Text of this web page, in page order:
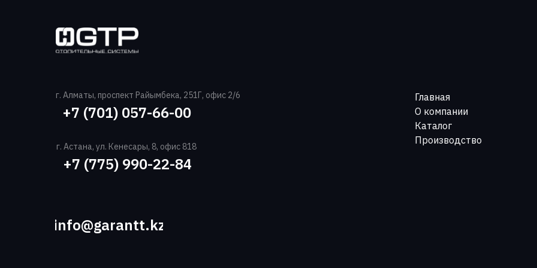
info@garantt.kz
Главная
О компании
Каталог
Производство
г. Астана, ул. Кенесары, 8, офис 818
+7 (775) 990-22-84‬
г. Алматы, проспект Райымбека, 251Г, офис 2/6
+7 (701) 057-66-00‬